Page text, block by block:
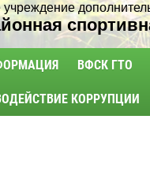
ВФСК ГТО
КОРРУПЦИИ